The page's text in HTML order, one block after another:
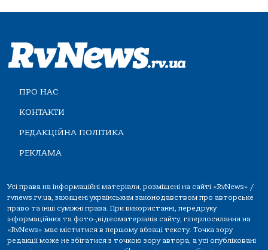
ПРО НАС
КОНТАКТИ
РЕДАКЦІЙНА ПОЛІТИКА
РЕКЛАМА
Усі права на інформаційні матеріали, розміщені на сайті «RvNews» /
rvnews.rv.ua, захищені українським законодавством про авторське
право та інші суміжні права. При використанні, передруку
інформаційних та фото-,відеоматеріалів сайту, гіперпосилання на
«RvNews» має міститися в першому абзаці тексту. Точка зору
редакції може не збігатися з точкою зору автора, а усі опубліковані